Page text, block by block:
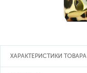
ХАРАКТЕРИСТИКИ ТОВАРА